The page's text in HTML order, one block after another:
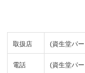
取扱店 (資生堂パ
電話 (資生堂パ